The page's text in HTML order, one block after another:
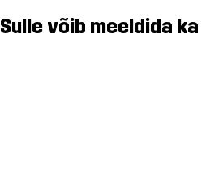
Sulle võib meeldida ka